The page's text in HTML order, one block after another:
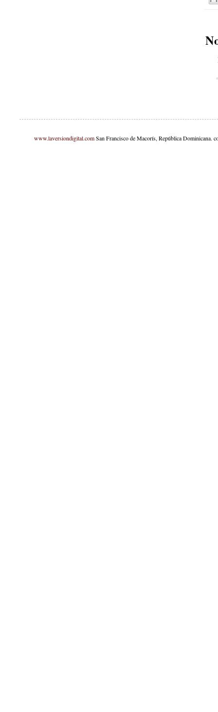
www.laversiondigital.comSan Francisco de Macorís, República Dominicana.